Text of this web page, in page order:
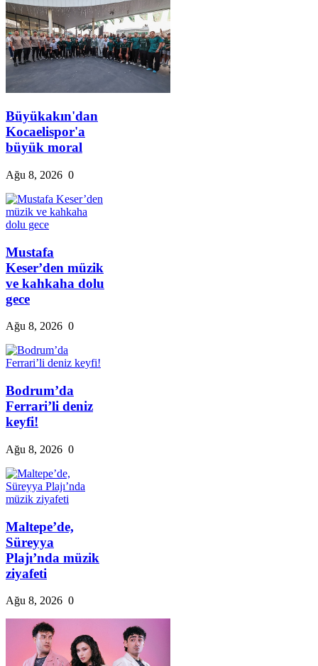
Büyükakın'dan
Kocaelispor'a
büyük moral
Ağu 8, 2026 0
Mustafa
Keser’den müzik
ve kahkaha dolu
gece
Ağu 8, 2026 0
Bodrum’da
Ferrari’li deniz
keyfi!
Ağu 8, 2026 0
Maltepe’de,
Süreyya
Plajı’nda müzik
ziyafeti
Ağu 8, 2026 0